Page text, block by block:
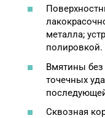
металла;
полировкой.
Вмятины
точечных
Сквозная